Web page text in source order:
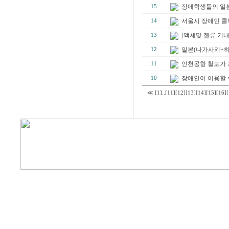
15 장애학생들의 일
14 서울시 장애인
13 [액체및 젤류 기
12 일본(나가사키+
11 인천공항 철도가
10 장애인이 이용할
≪ [1] [11] [12] [13] [14] [15] [16]